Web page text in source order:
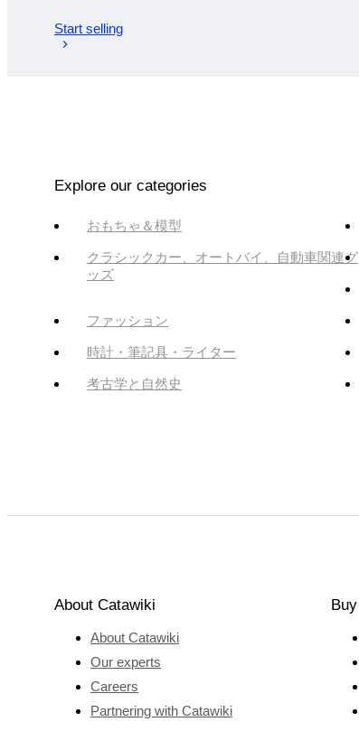
Start selling
Explore our categories
おもちゃ＆模型
クラシックカー、オートバイ、自動車関連グ
ッズ
ファッション
時計・筆記具・ライター
考古学と自然史
About Catawiki
About Catawiki
Our experts
Careers
Partnering with Catawiki
Buy